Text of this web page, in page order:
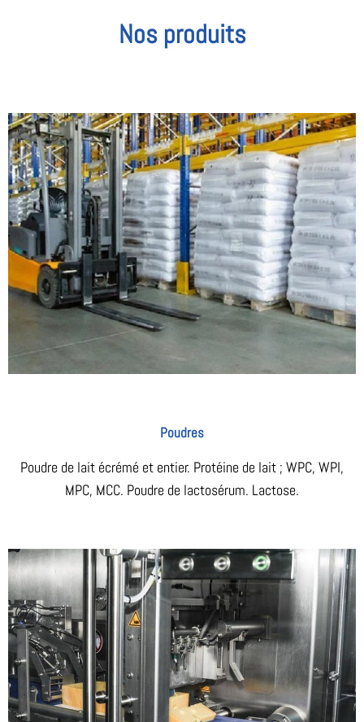
Nos produits
Poudres
Poudre de lait écrémé et entier. Protéine de lait ; WPC, WPI,
MPC, MCC. Poudre de lactosérum. Lactose.